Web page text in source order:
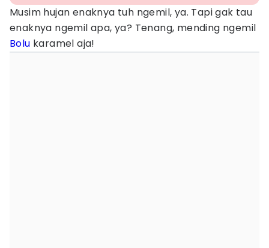
Musim hujan enaknya tuh ngemil, ya. Tapi gak tau
enaknya ngemil apa, ya? Tenang, mending ngemil
Bolu karamel aja!